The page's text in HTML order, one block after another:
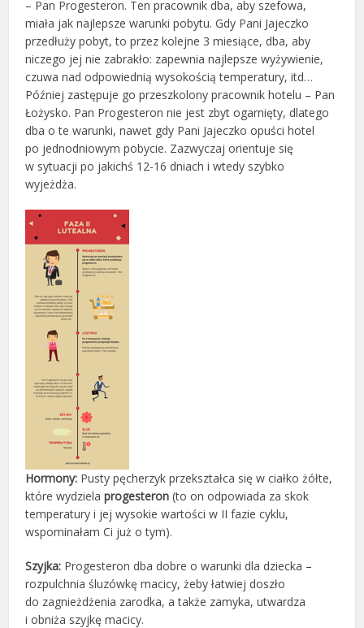
– Pan Progesteron. Ten pracownik dba, aby szefowa,
miała jak najlepsze warunki pobytu. Gdy Pani Jajeczko
przedłuży pobyt, to przez kolejne 3 miesiące, dba, aby
niczego jej nie zabrakło: zapewnia najlepsze wyżywienie,
czuwa nad odpowiednią wysokością temperatury, itd…
Później zastępuje go przeszkolony pracownik hotelu – Pan
Łożysko. Pan Progesteron nie jest zbyt ogarnięty, dlatego
dba o te warunki, nawet gdy Pani Jajeczko opuści hotel
po jednodniowym pobycie. Zazwyczaj orientuje się
w sytuacji po jakichś 12-16 dniach i wtedy szybko
wyjeżdża.
Hormony: Pusty pęcherzyk przekształca się w ciałko żółte,
które wydzielaprogesteron (to on odpowiada za skok
temperatury i jej wysokie wartości w II fazie cyklu,
wspominałam Ci już o tym).
Szyjka: Progesteron dba dobre o warunki dla dziecka –
rozpulchnia śluzówkę macicy, żeby łatwiej doszło
do zagnieżdżenia zarodka, a także zamyka, utwardza
i obniża szyjkę macicy.